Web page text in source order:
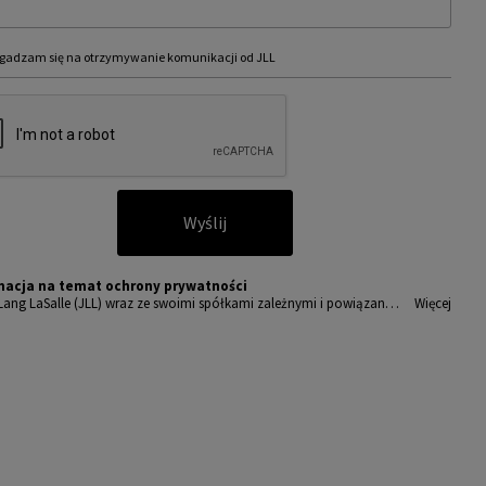
się na otrzymywanie komunikacji od JLL
Wyślij
na temat ochrony prywatności
LaSalle (JLL) wraz ze swoimi spółkami zależnymi i powiązany
Więcej